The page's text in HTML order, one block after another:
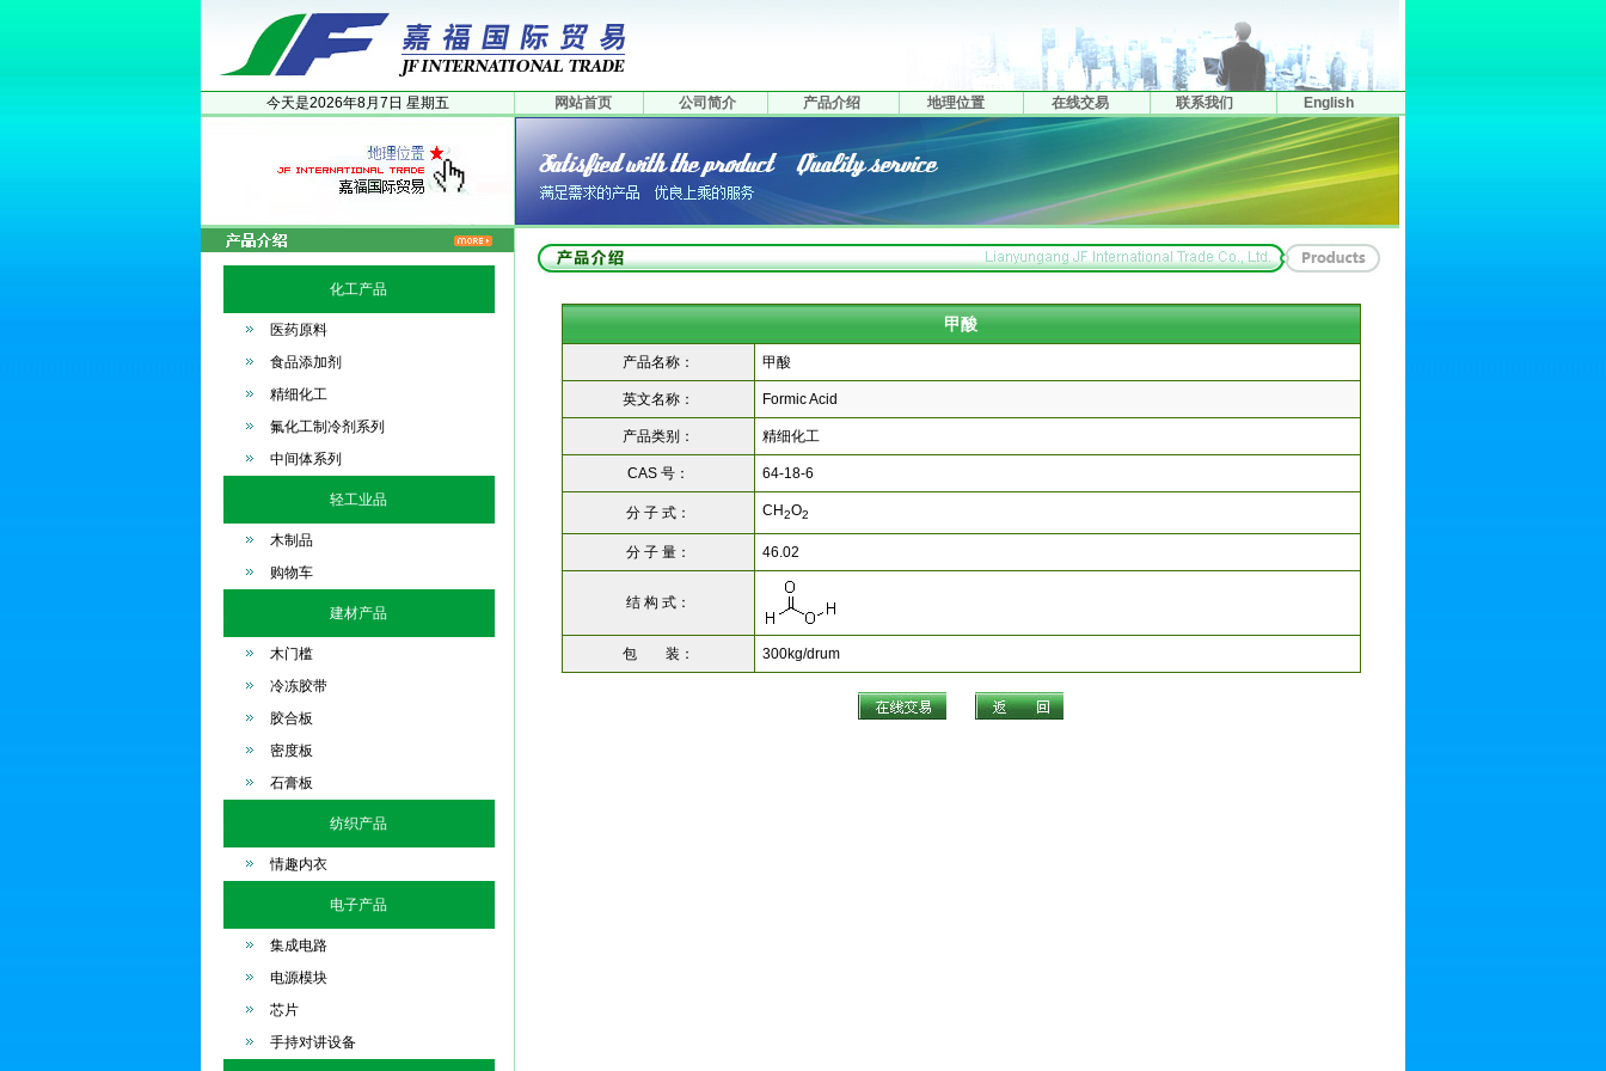
今天是2026年8月 7日 星期五 网站首页 公司简介 产品介绍 地理位置 在线交易 联系我们 English
化工产品
医药原料
食品添加剂
精细化工
氟化工制冷剂系列
中间体系列
轻工业品
木制品
购物车
建材产品
木门槛
冷冻胶带
胶合板
密度板
石膏板
纺织产品
情趣内衣
电子产品
集成电路
电源模块
芯片
手持对讲设备
甲酸
产品名称： 甲酸
英文名称： Formic Acid
产品类别： 精细化工
CAS 号： 64-18-6
分 子 式： CH2O2
分 子 量： 46.02
结 构 式：
包 装： 300kg/drum